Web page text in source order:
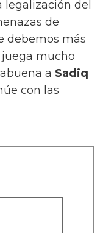
legalización del
de
debemos más
juega mucho
a Sadiq
con las